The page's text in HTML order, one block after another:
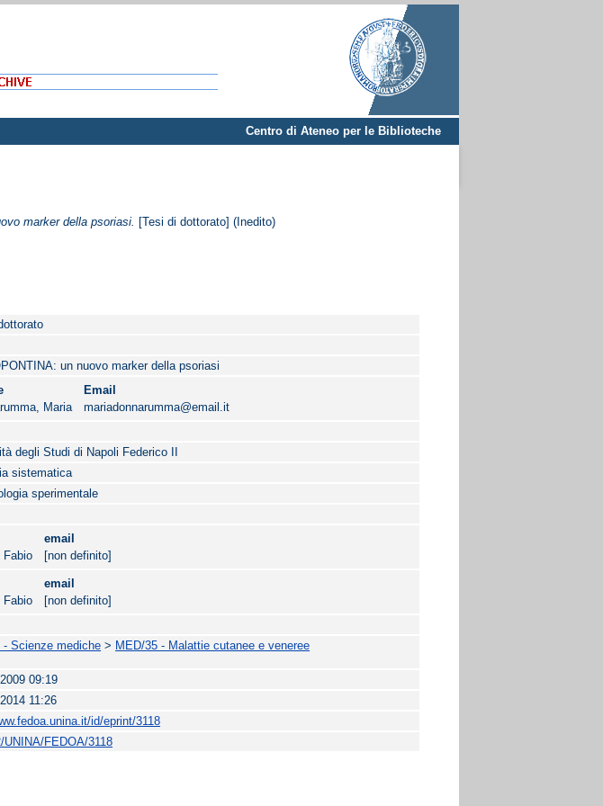
Centro di Ateneo per le Biblioteche
marker della psoriasi. [Tesi di dottorato] (Inedito)
un nuovo marker della psoriasi
Email
Maria
mariadonnarumma@email.it
degli Studi di Napoli Federico II
sistematica
sperimentale
email
Fabio
[non definito]
email
Fabio
[non definito]
- Scienze mediche > MED/35 - Malattie cutanee e veneree
09:19
11:26
id/eprint/3118
UNINA/FEDOA/3118